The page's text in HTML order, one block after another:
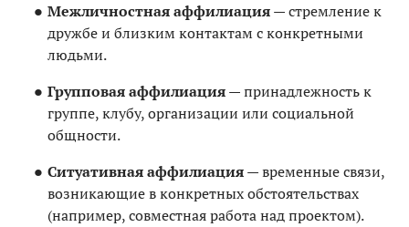
Межличностная аффилиация— стремление к
дружбе и близким контактам с конкретными
людьми.
Групповая аффилиация— принадлежность к
группе, клубу, организации или социальной
общности.
Ситуативная аффилиация— временные связи,
возникающие в конкретных обстоятельствах
(например, совместная работа над проектом).